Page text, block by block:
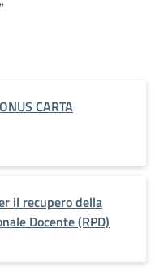
CARTA
il recupero della
Docente (RPD)